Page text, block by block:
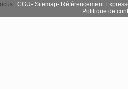
: CGU- Sitemap- Référencement Express
Politique de